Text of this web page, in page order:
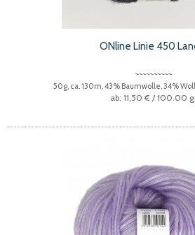
ONline Linie 450
50g, ca. 130m, 43% Baumwolle, 34%
11,50 € / 100.00